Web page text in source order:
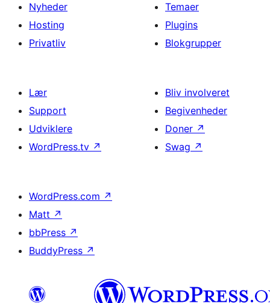
Nyheder
Hosting
Privatliv
Temaer
Plugins
Blokgrupper
Lær
Support
Udviklere
WordPress.tv ↗
Bliv involveret
Begivenheder
Doner ↗
Swag ↗
WordPress.com ↗
Matt ↗
bbPress ↗
BuddyPress ↗